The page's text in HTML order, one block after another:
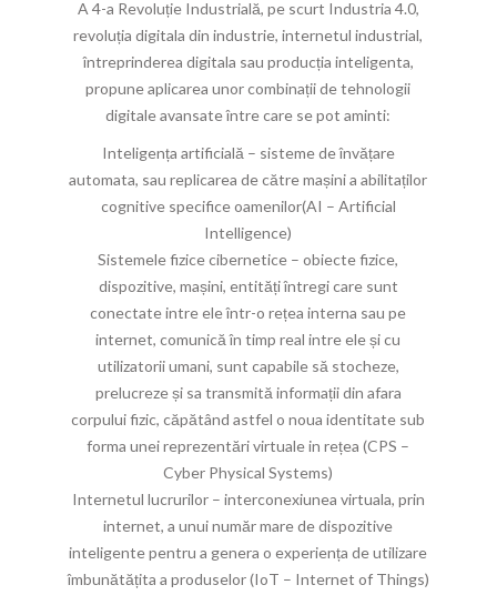
A 4-a Revoluție Industrială, pe scurt Industria 4.0,
revoluția digitala din industrie, internetul industrial,
întreprinderea digitala sau producția inteligenta,
propune aplicarea unor combinații de tehnologii
digitale avansate între care se pot aminti:
Inteligența artificială – sisteme de învățare
automata, sau replicarea de către mașini a abilitaților
cognitive specifice oamenilor(AI – Artificial
Intelligence)
Sistemele fizice cibernetice – obiecte fizice,
dispozitive, mașini, entități întregi care sunt
conectate intre ele într-o rețea interna sau pe
internet, comunică în timp real intre ele și cu
utilizatorii umani, sunt capabile să stocheze,
prelucreze și sa transmită informații din afara
corpului fizic, căpătând astfel o noua identitate sub
forma unei reprezentări virtuale in rețea (CPS –
Cyber Physical Systems)
Internetul lucrurilor – interconexiunea virtuala, prin
internet, a unui număr mare de dispozitive
inteligente pentru a genera o experiența de utilizare
îmbunătățita a produselor (IoT – Internet of Things)